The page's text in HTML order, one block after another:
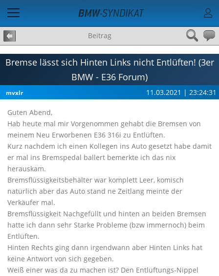
Beitrag
Bremse lässt sich Hinten Links nicht Entlüften! (3er
BMW - E36 Forum)
mvxlr 11.03.2021 | 23:24:31
Guten Abend,
Hab heute mal mir Vorgenommen gehabt die Bremsen von
meinem Neu Erworbenen E36 316i zu Entlüften.
Kurz nachdem ich einen Kollegen ins Auto gesetzt habe damit
er mal ins Bremspedal ballert bemerkte ich das nix
herauskam.
Bremsflüssigkeitsbehälter war komplett Leer, komisch
natürlich aber das Auto stand ne Zeitlang meinte der
Verkäufer mal.
Bremsflüssigkeit Nachgefüllt und hinten an beiden Bremsen
hatte ich dann sehr Starke Probleme (bzw immernoch) beim
Entlüften.
Hinten Rechts ging dann irgendwann aber Hinten Links hat
keine Antwort von sich gegeben.
Weiß einer was da zu machen ist? Den Entlüftungs-Nippel